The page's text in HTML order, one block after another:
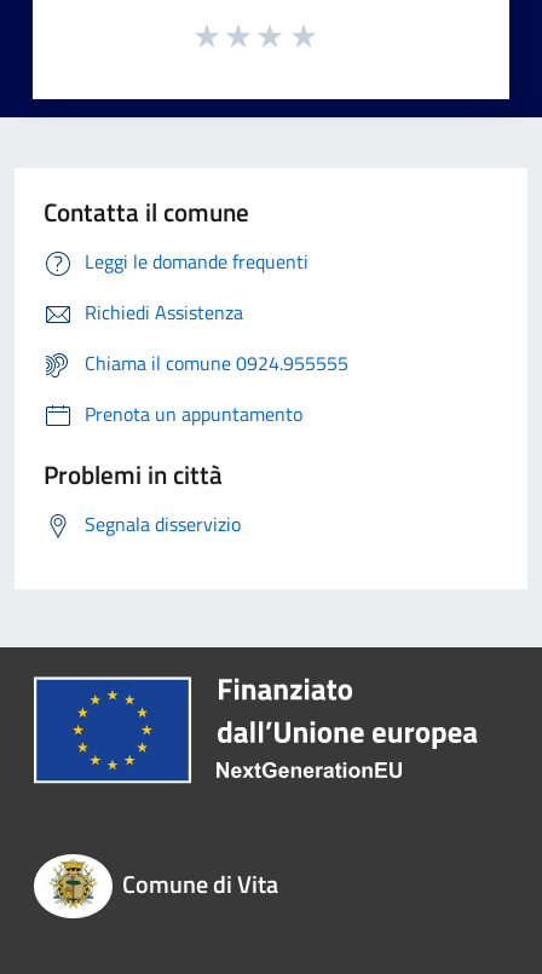
Contatta il comune
Leggi le domande frequenti
Richiedi Assistenza
Chiama il comune 0924.955555
Prenota un appuntamento
Problemi in città
Segnala disservizio
Comune di Vita